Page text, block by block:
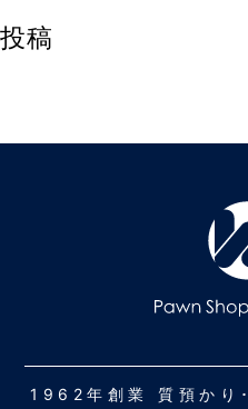
投稿
1962年創業 質預かり